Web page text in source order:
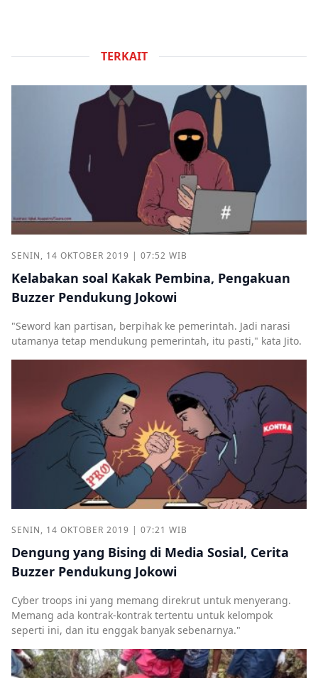
TERKAIT
SENIN, 14 OKTOBER 2019 | 07:52 WIB
Kelabakan soal Kakak Pembina, Pengakuan
Buzzer Pendukung Jokowi
"Seword kan partisan, berpihak ke pemerintah. Jadi narasi
utamanya tetap mendukung pemerintah, itu pasti," kata Jito.
SENIN, 14 OKTOBER 2019 | 07:21 WIB
Dengung yang Bising di Media Sosial, Cerita
Buzzer Pendukung Jokowi
Cyber troops ini yang memang direkrut untuk menyerang.
Memang ada kontrak-kontrak tertentu untuk kelompok
seperti ini, dan itu enggak banyak sebenarnya."